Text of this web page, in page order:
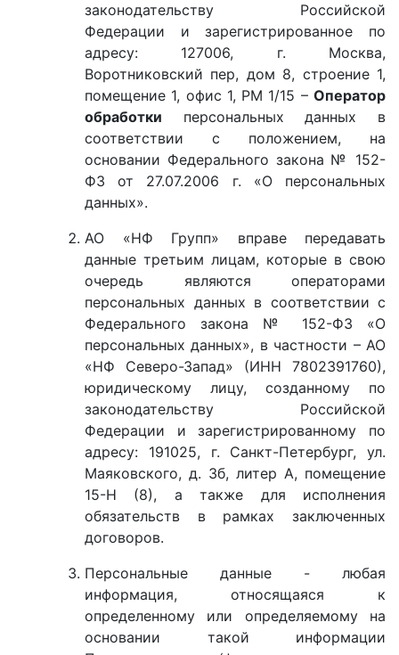
законодательству Российской
Федерации и зарегистрированное по
адресу: 127006, г. Москва,
Воротниковский пер, дом 8, строение 1,
помещение 1, офис 1, РМ 1/15 – Оператор
обработки персональных данных в
соответствии с положением, на
основании Федерального закона № 152-
ФЗ от 27.07.2006 г. «О персональных
данных».
АО «НФ Групп» вправе передавать
данные третьим лицам, которые в свою
очередь являются операторами
персональных данных в соответствии с
Федерального закона № 152-ФЗ «О
персональных данных», в частности – АО
«НФ Северо-Запад» (ИНН 7802391760),
юридическому лицу, созданному по
законодательству Российской
Федерации и зарегистрированному по
адресу: 191025, г. Санкт-Петербург, ул.
Маяковского, д. 3б, литер А, помещение
15-Н (8), а также для исполнения
обязательств в рамках заключенных
договоров.
Персональные данные - любая
информация, относящаяся к
определенному или определяемому на
основании такой информации